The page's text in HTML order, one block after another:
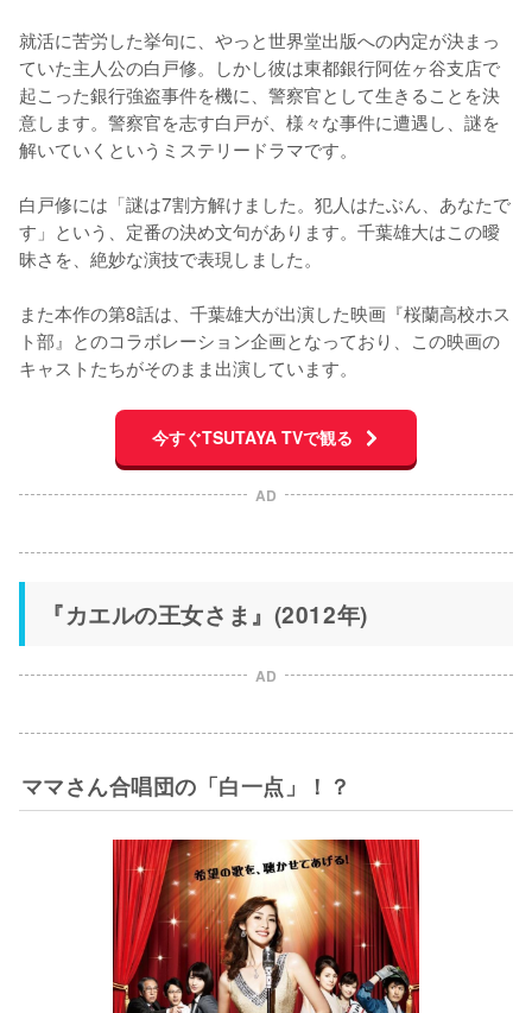
就活に苦労した挙句に、やっと世界堂出版への内定が決まっ
ていた主人公の白戸修。しかし彼は東都銀行阿佐ヶ谷支店で
起こった銀行強盗事件を機に、警察官として生きることを決
意します。警察官を志す白戸が、様々な事件に遭遇し、謎を
解いていくというミステリードラマです。
白戸修には「謎は7割方解けました。犯人はたぶん、あなたで
す」という、定番の決め文句があります。千葉雄大はこの曖
昧さを、絶妙な演技で表現しました。
また本作の第8話は、千葉雄大が出演した映画『桜蘭高校ホス
ト部』とのコラボレーション企画となっており、この映画の
キャストたちがそのまま出演しています。
今すぐTSUTAYA TVで観る
AD
『カエルの王女さま』(2012年)
AD
ママさん合唱団の「白一点」！？